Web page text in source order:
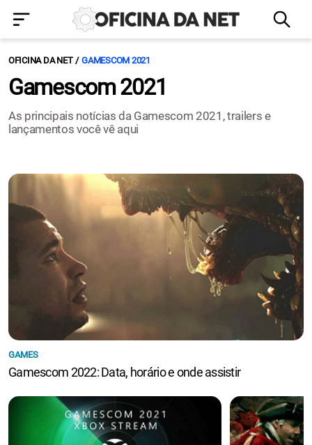
OFICINA DA NET GAMESCOM 2021
Gamescom 2021
As principais notícias da Gamescom 2021, trailers e
lançamentos você vê aqui
GAMES
Gamescom 2022: Data, horário e onde assistir